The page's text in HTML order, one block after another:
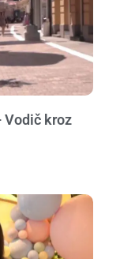
Vodič kroz